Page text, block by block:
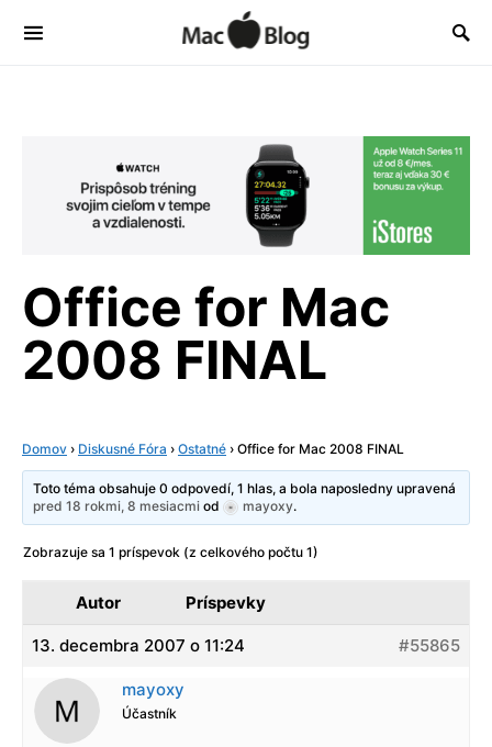
Office for Mac
2008 FINAL
Domov › Diskusné Fóra › Ostatné › Office for Mac 2008 FINAL
Toto téma obsahuje 0 odpovedí, 1 hlas, a bola naposledny upravená
pred 18 rokmi, 8 mesiacmi od mayoxy.
Zobrazuje sa 1 príspevok (z celkového počtu 1)
Autor Príspevky
13. decembra 2007 o 11:24 #55865
mayoxy
Účastník